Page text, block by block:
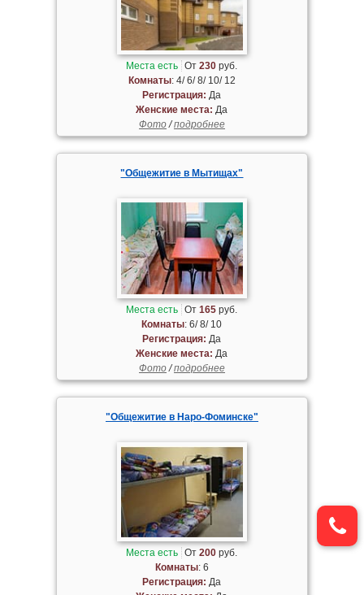
Места есть От230 руб.
Комнаты: 4/ 6/ 8/ 10/ 12
Регистрация: Да
Женские места: Да
Фото/подробнее
"Общежитие в Мытищах"
Места есть От165 руб.
Комнаты: 6/ 8/ 10
Регистрация: Да
Женские места: Да
Фото/подробнее
"Общежитие в Наро-Фоминске"
Места есть От200 руб.
Комнаты: 6
Регистрация: Да